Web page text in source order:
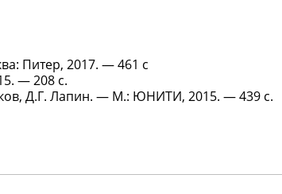
Питер, 2017. — 461 c
— 208 с.
Д.Г. Лапин. — М.: ЮНИТИ, 2015. — 439 c.